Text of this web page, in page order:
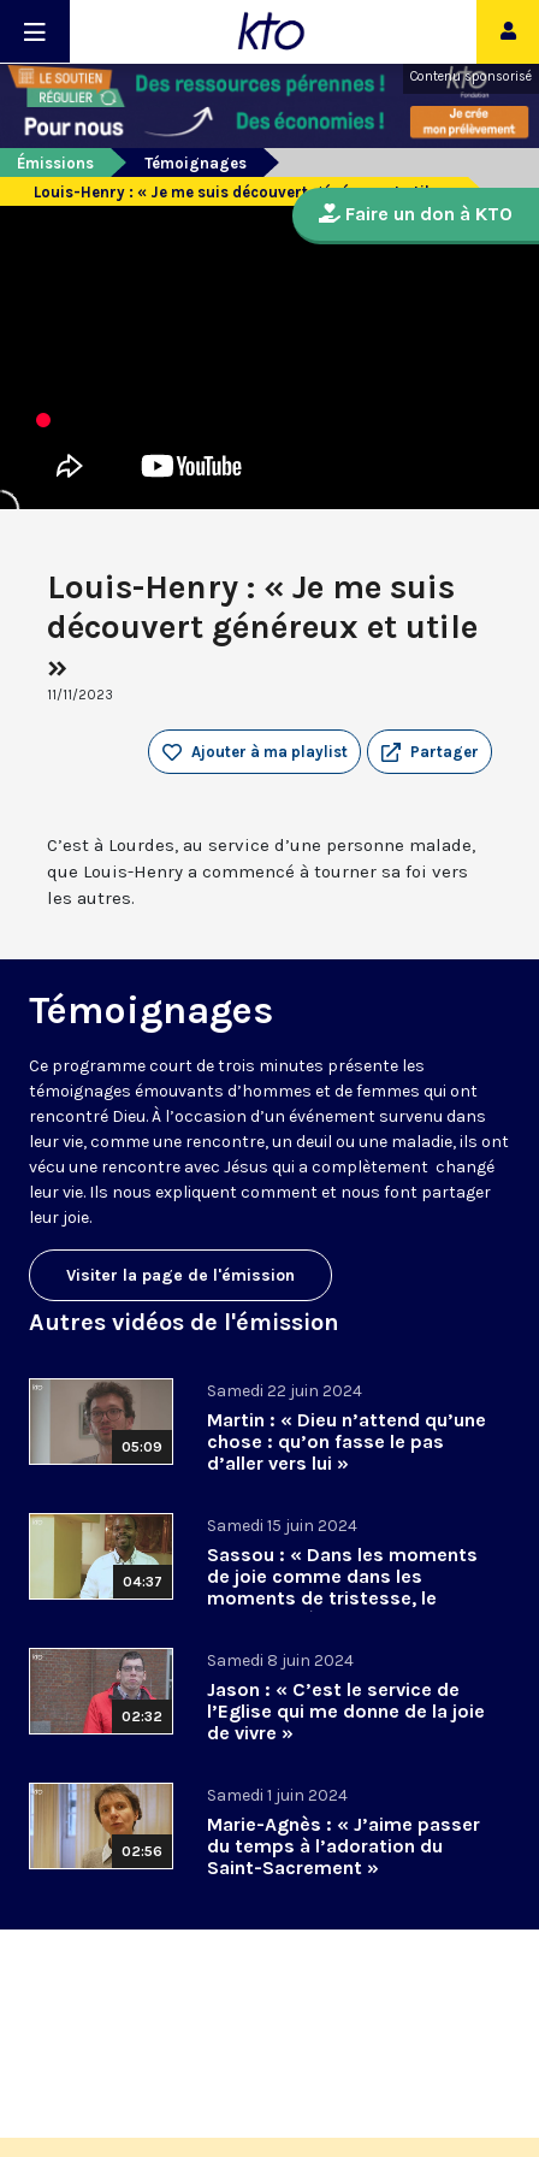
Contenu sponsorisé
Émissions
Témoignages
Louis-Henry : « Je me suis découvert généreux et utile »
Louis-Henry : « Je me suis
découvert généreux et utile
»
11/11/2023
Partager
Ajouter à ma playlist
C’est à Lourdes, au service d’une personne malade,
que Louis-Henry a commencé à tourner sa foi vers
les autres.
Témoignages
Ce programme court de trois minutes présente les
témoignages émouvants d’hommes et de femmes qui ont
rencontré Dieu. À l’occasion d’un événement survenu dans
leur vie, comme une rencontre, un deuil ou une maladie, ils ont
vécu une rencontre avec Jésus qui a complètement changé
leur vie. Ils nous expliquent comment et nous font partager
leur joie.
Visiter la page de l'émission
Autres vidéos de l'émission
05:09
Samedi 22 juin 2024
Martin : « Dieu n’attend qu’une
chose : qu’on fasse le pas
d’aller vers lui »
04:37
Samedi 15 juin 2024
Sassou : « Dans les moments
de joie comme dans les
moments de tristesse, le
Christ est là »
02:32
Samedi 8 juin 2024
Jason : « C’est le service de
l’Eglise qui me donne de la joie
de vivre »
02:56
Samedi 1 juin 2024
Marie-Agnès : « J’aime passer
du temps à l’adoration du
Saint-Sacrement »
Faire un don à KTO